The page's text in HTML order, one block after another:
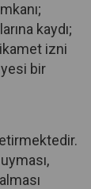
kaydı;
ikamet izni
bir